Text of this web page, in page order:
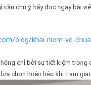
chú ý, hãy đọc ngay bài
blog/khai-niem-ve-
chỉ bởi sự tiết kiệm
chọn hoàn hảo khi trạm